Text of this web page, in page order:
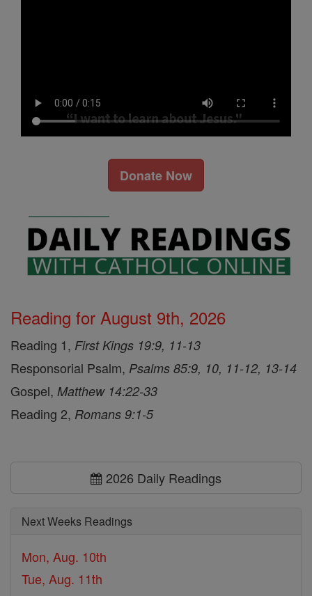
Donate Now
Reading for August 9th, 2026
Reading 1, First Kings 19:9, 11-13
Responsorial Psalm, Psalms 85:9, 10, 11-12, 13-14
Gospel, Matthew 14:22-33
Reading 2, Romans 9:1-5
2026 Daily Readings
Next Weeks Readings
Mon, Aug. 10th
Tue, Aug. 11th